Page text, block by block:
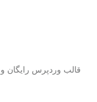
قالب وردپرس رایگان و